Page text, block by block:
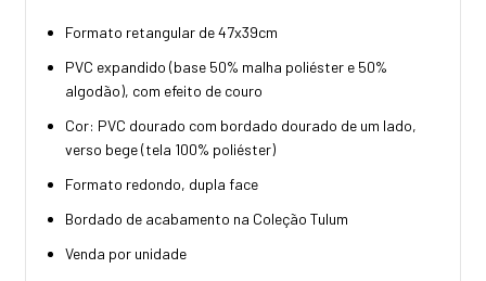
Formato retangular de 47x39cm
PVC expandido (base 50% malha poliéster e 50%
algodão), com efeito de couro
Cor: PVC dourado com bordado dourado de um lado,
verso bege (tela 100% poliéster)
Formato redondo, dupla face
Bordado de acabamento na Coleção Tulum
Venda por unidade